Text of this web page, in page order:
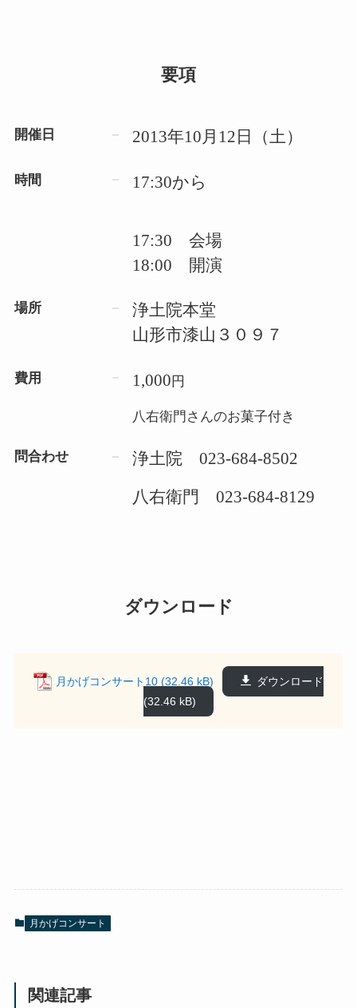
要項
開催日 2013年10月12日（土）
時間 17:30から
17:30 会場
18:00 開演
場所
浄土院本堂
山形市漆山３０９７
費用 1,000 円
八右衛門さんのお菓子付き
問合わせ 浄土院 023-684-8502
八右衛門 023-684-8129
ダウンロード
月かげコンサート10 ダウンロード
月かげコンサート
関連記事